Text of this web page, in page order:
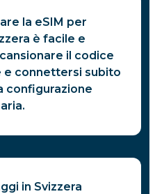
la eSIM per
è facile e
il codice
e connettersi subito
configurazione
in Svizzera